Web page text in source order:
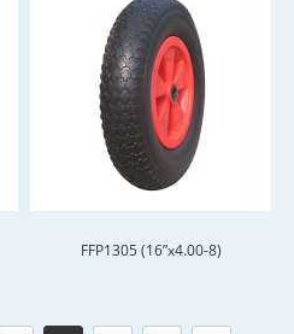
FFP1305 (16”x4.00-8)